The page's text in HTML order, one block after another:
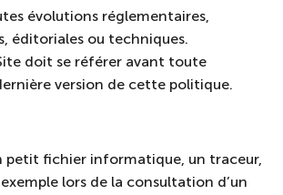
évolutions réglementaires,
éditoriales ou techniques.
doit se référer avant toute
version de cette politique.
petit fichier informatique, un traceur,
lors de la consultation d’un